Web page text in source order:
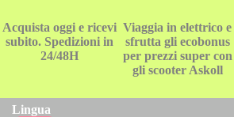
Acquista oggi e ricevi
subito. Spedizioni in
24/48H
Viaggia in elettrico e
sfrutta gli ecobonus
per prezzi super con
gli scooter Askoll
Lingua